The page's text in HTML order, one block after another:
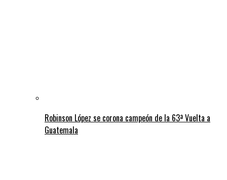
Robinson López se corona campeón de la 63ª Vuelta a
Guatemala